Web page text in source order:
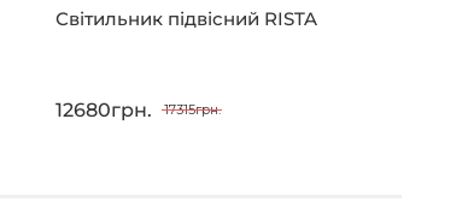
Світильник підвісний RISTA
12680грн. 17315грн.